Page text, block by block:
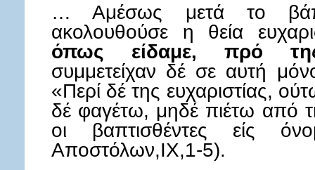
… Αμέσως μετά το
ακολουθούσε η θεία
όπως είδαμε, πρό
συμμετείχαν δέ σε αυτή
«Περί δέ της ευχαριστίας,
δέ φαγέτω, μηδέ πιέτω από
οι βαπτισθέντες είς
Αποστόλων,ΙΧ,1-5).